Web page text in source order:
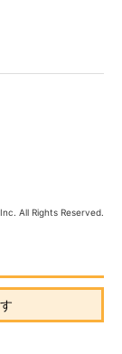
All Rights Reserved.